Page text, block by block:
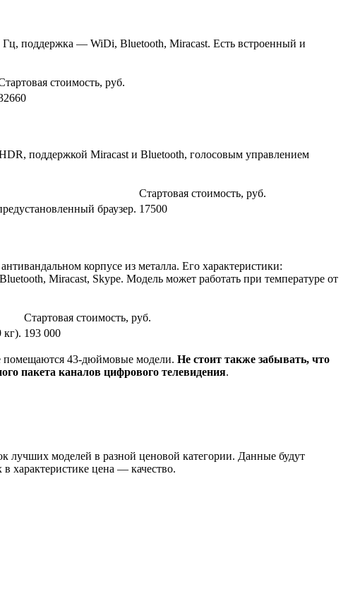
поддержка — WiDi, Bluetooth, Miracast. Есть встроенный и
стоимость, руб.
поддержкой Miracast и Bluetooth, голосовым управлением
Стартовая стоимость, руб.
браузер. 17500
корпусе из металла. Его характеристики:
Miracast, Skype. Модель может работать при температуре от
Стартовая стоимость, руб.
кг). 193 000
помещаются 43-дюймовые модели. Не стоит также забывать, что
пакета каналов цифрового телевидения.
лучших моделей в разной ценовой категории. Данные будут
характеристике цена — качество.